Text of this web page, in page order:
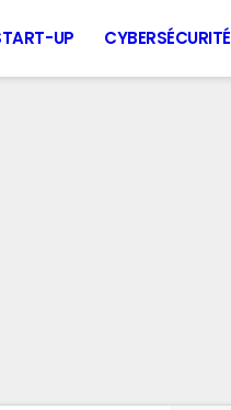
UP CYBERSÉCURITÉ